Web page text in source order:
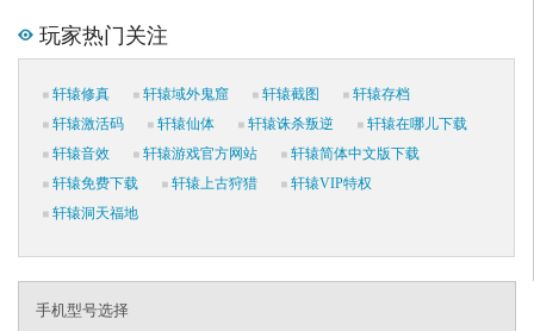
玩家热门关注
轩辕修真 轩辕域外鬼窟 轩辕截图
轩辕存档
轩辕激活码
轩辕仙体 轩辕诛杀叛逆
轩辕在哪儿下载
轩辕音效
轩辕游戏官方网站
轩辕简体中文版下载
轩辕免费下载
轩辕上古狩猎
轩辕VIP特权
轩辕洞天福地
手机型号选择